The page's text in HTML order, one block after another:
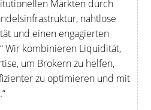
Märkten durch
nahtlose
und einen engagierten
Wir kombinieren Liquidität,
um Brokern zu helfen,
zu optimieren und mit